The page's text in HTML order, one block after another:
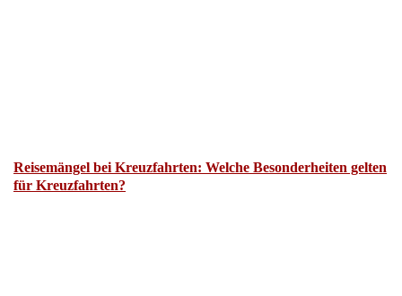
Reisemängel bei Kreuzfahrten: Welche Besonderheiten gelten
für Kreuzfahrten?